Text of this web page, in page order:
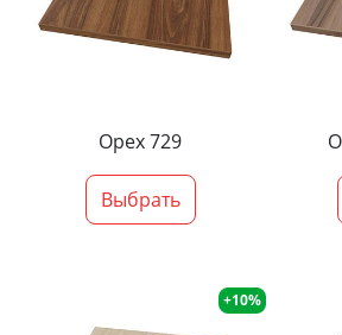
Орех 729
Выбрать
+10%